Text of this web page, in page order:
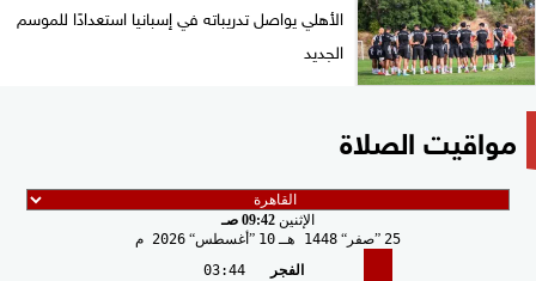
الأهلي يواصل تدريباته في إسبانيا استعدادًا للموسم
الجديد
مواقيت الصلاة
الإثنين 09:42 صـ
25 صفر 1448 هـ 10 أغسطس 2026 م
الفجر
03:44